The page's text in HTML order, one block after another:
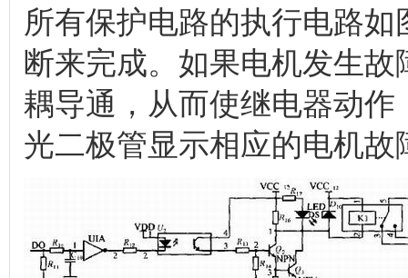
所有保护电路的执行电路
断来完成。如果电机发生
耦导通，从而使继电器动
光二极管显示相应的电机故